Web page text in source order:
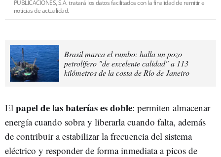
PUBLICACIONES, S.A. tratará los datos facilitados con la finalidad de remitirle
noticias de actualidad.
Brasil marca el rumbo: halla un pozo
petrolífero "de excelente calidad" a 113
kilómetros de la costa de Río de Janeiro
El papel de las baterías es doble: permiten almacenar
energía cuando sobra y liberarla cuando falta, además
de contribuir a estabilizar la frecuencia del sistema
eléctrico y responder de forma inmediata a picos de